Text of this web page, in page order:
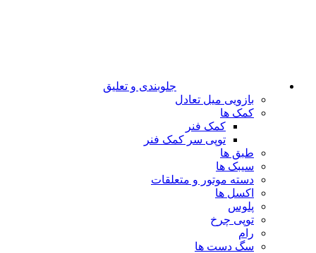
جلوبندی و تعلیق
بازویی میل تعادل
کمک ها
کمک فنر
توپی سر کمک فنر
طبق ها
سیبک ها
دسته موتور و متعلقات
اکسل ها
پلوس
توپی چرخ
رام
سگ دست ها